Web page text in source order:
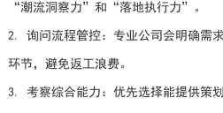
“潮流洞察力”和“落地执行力”。
2. 询问流程管控：专业公司会明确需
环节，避免返工浪费。
3. 考察综合能力：优先选择能提供策